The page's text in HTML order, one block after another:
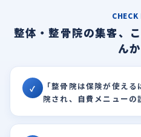
整体・整骨院の集客、
ん
✓
「整骨院は保険が使え
院され、自費メニューの